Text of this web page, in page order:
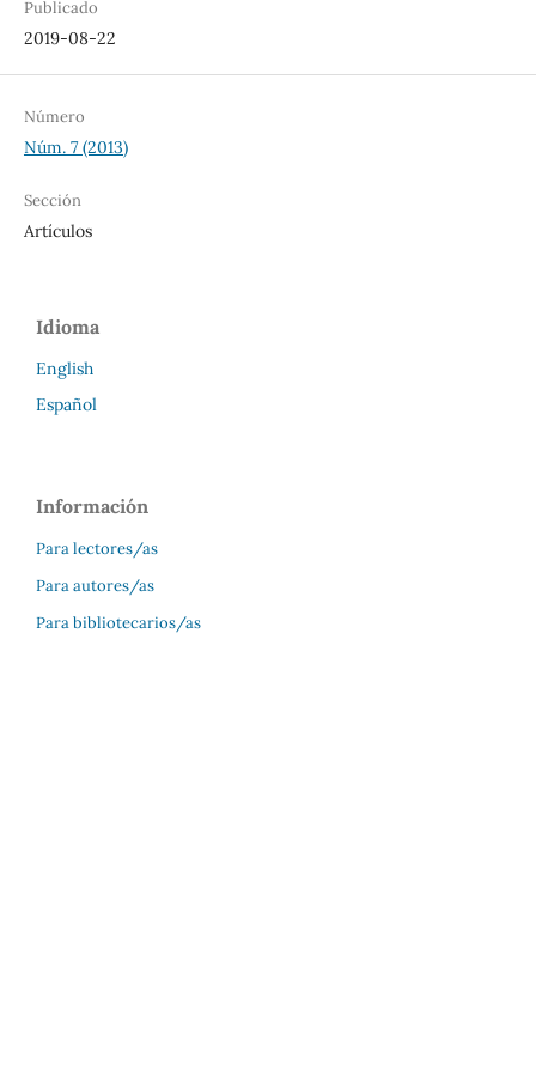
Publicado
2019-08-22
Número
Núm. 7 (2013)
Sección
Artículos
Idioma
English
Español
Información
Para lectores/as
Para autores/as
Para bibliotecarios/as